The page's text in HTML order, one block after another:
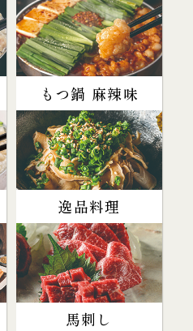
もつ鍋 麻辣味
逸品料理
馬刺し